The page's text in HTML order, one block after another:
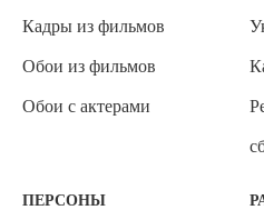
Кадры из фильмов
Обои из фильмов
Обои с актерами
ПЕРСОНЫ